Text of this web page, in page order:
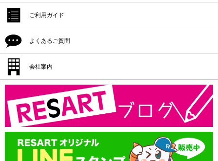
デザイン入稿
プリント方法
プリントサイズ
書体一覧
デザイン作成
デザイン入稿
プリント方法
プリント色
プリントサイズ
書体一覧
ご利用ガイド
シルクプリント料金
インクジェットプリント料金
カッティングプリント料金
版代
オプション料
よくあるご質問
配送・納期
返品・交換・キャンセル
支払方法
領収書の発行
版代
会社案内